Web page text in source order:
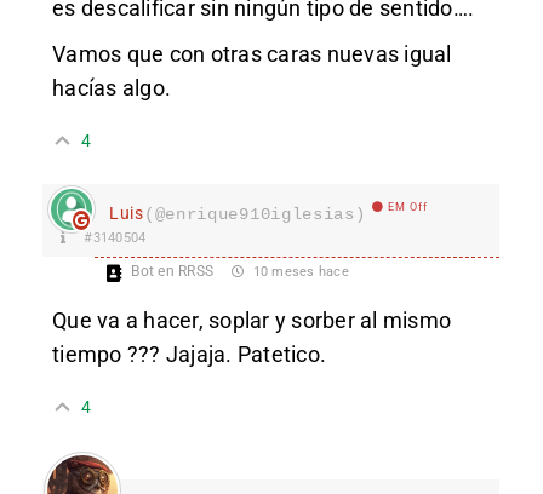
es descalificar sin ningún tipo de sentido….
Vamos que con otras caras nuevas igual
hacías algo.
4
Luis(@enrique910iglesias) EM Off
#3140504
Bot en RRSS 10 meses hace
Que va a hacer, soplar y sorber al mismo
tiempo ??? Jajaja. Patetico.
4